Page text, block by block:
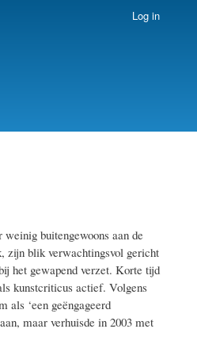
Log in
buitengewoons aan de
zijn blik verwachtingsvol gericht
het gewapend verzet. Korte tijd
kunstcriticus actief. Volgens
als ‘een geëngageerd
maar verhuisde in 2003 met